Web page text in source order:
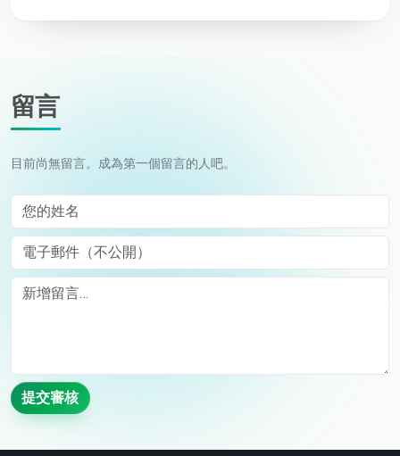
留言
目前尚無留言。成為第一個留言的人吧。
您的姓名
電子郵件（不公開）
Comment
提交審核